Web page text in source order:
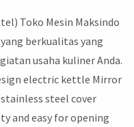
Toko Mesin Maksindo
berkualitas yang
usaha kuliner Anda.
electric kettle Mirror
steel cover
and easy for opening